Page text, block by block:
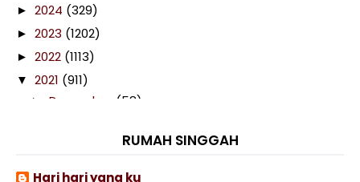
► 2024 (329)
► 2023 (1202)
► 2022 (1113)
▼ 2021 (911)
► December (58)
(97)
► September(88)
RUMAH SINGGAH
Hari hari yang ku